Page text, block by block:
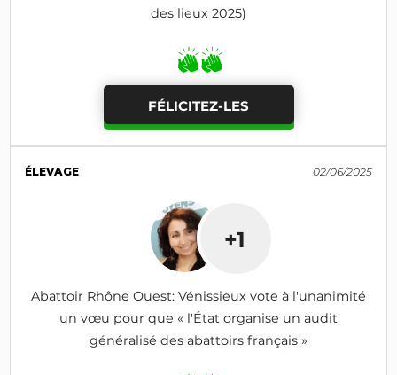
des lieux 2025)
FÉLICITEZ-LES
ÉLEVAGE 02/06/2025
+1
Abattoir Rhône Ouest: Vénissieux vote à l'unanimité
un vœu pour que « l'État organise un audit
généralisé des abattoirs français »